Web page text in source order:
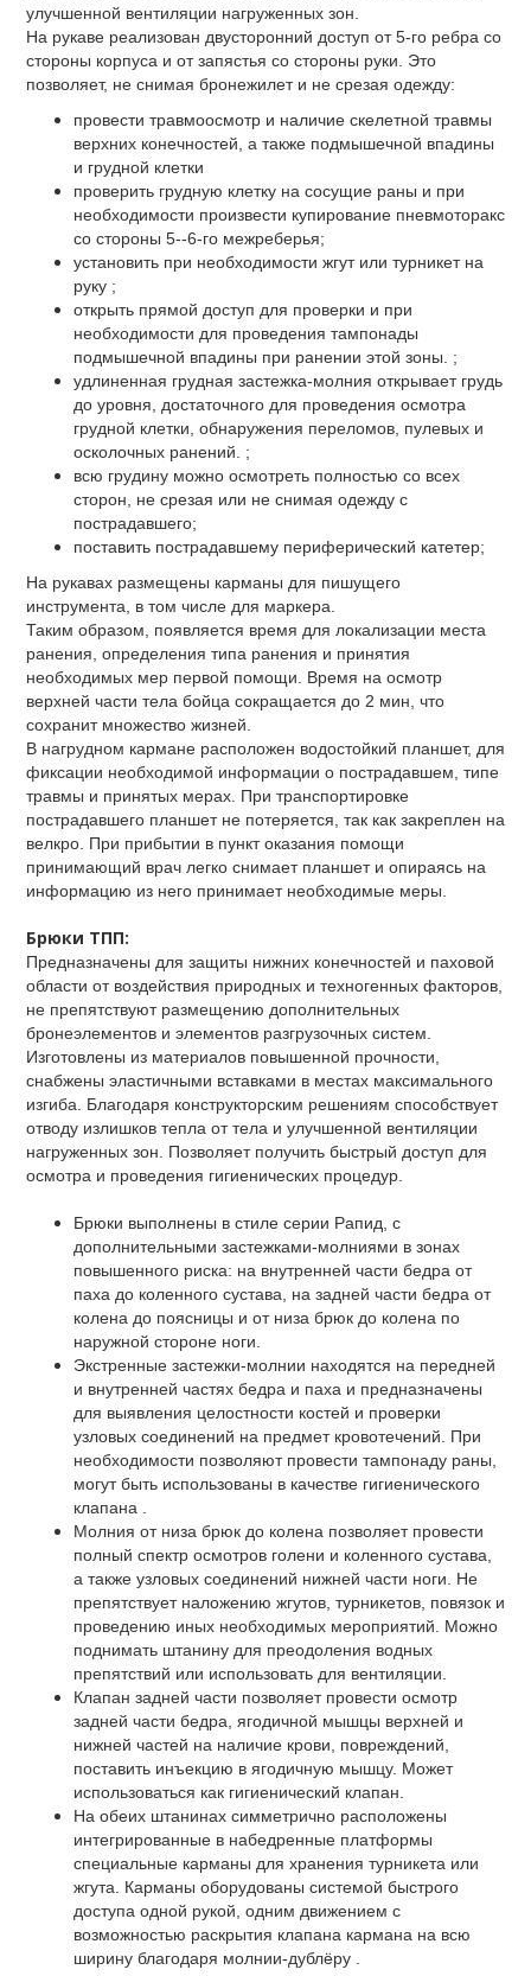
улучшенной вентиляции нагруженных зон.
На рукаве реализован двусторонний доступ от 5-го ребра со
стороны корпуса и от запястья со стороны руки. Это
позволяет, не снимая бронежилет и не срезая одежду:
провести травмоосмотр и наличие скелетной травмы
верхних конечностей, а также подмышечной впадины
и грудной клетки
проверить грудную клетку на сосущие раны и при
необходимости произвести купирование пневмоторакс
со стороны 5--6-го межреберья;
установить при необходимости жгут или турникет на
руку ;
открыть прямой доступ для проверки и при
необходимости для проведения тампонады
подмышечной впадины при ранении этой зоны. ;
удлиненная грудная застежка-молния открывает грудь
до уровня, достаточного для проведения осмотра
грудной клетки, обнаружения переломов, пулевых и
осколочных ранений. ;
всю грудину можно осмотреть полностью со всех
сторон, не срезая или не снимая одежду с
пострадавшего;
поставить пострадавшему периферический катетер;
На рукавах размещены карманы для пишущего
инструмента, в том числе для маркера.
Таким образом, появляется время для локализации места
ранения, определения типа ранения и принятия
необходимых мер первой помощи. Время на осмотр
верхней части тела бойца сокращается до 2 мин, что
сохранит множество жизней.
В нагрудном кармане расположен водостойкий планшет, для
фиксации необходимой информации о пострадавшем, типе
травмы и принятых мерах. При транспортировке
пострадавшего планшет не потеряется, так как закреплен на
велкро. При прибытии в пункт оказания помощи
принимающий врач легко снимает планшет и опираясь на
информацию из него принимает необходимые меры.
Брюки ТПП:
Предназначены для защиты нижних конечностей и паховой
области от воздействия природных и техногенных факторов,
не препятствуют размещению дополнительных
бронеэлементов и элементов разгрузочных систем.
Изготовлены из материалов повышенной прочности,
снабжены эластичными вставками в местах максимального
изгиба. Благодаря конструкторским решениям способствует
отводу излишков тепла от тела и улучшенной вентиляции
нагруженных зон. Позволяет получить быстрый доступ для
осмотра и проведения гигиенических процедур.
Брюки выполнены в стиле серии Рапид, с
дополнительными застежками-молниями в зонах
повышенного риска: на внутренней части бедра от
паха до коленного сустава, на задней части бедра от
колена до поясницы и от низа брюк до колена по
наружной стороне ноги.
Экстренные застежки-молнии находятся на передней
и внутренней частях бедра и паха и предназначены
для выявления целостности костей и проверки
узловых соединений на предмет кровотечений. При
необходимости позволяют провести тампонаду раны,
могут быть использованы в качестве гигиенического
клапана .
Молния от низа брюк до колена позволяет провести
полный спектр осмотров голени и коленного сустава,
а также узловых соединений нижней части ноги. Не
препятствует наложению жгутов, турникетов, повязок и
проведению иных необходимых мероприятий. Можно
поднимать штанину для преодоления водных
препятствий или использовать для вентиляции.
Клапан задней части позволяет провести осмотр
задней части бедра, ягодичной мышцы верхней и
нижней частей на наличие крови, повреждений,
поставить инъекцию в ягодичную мышцу. Может
использоваться как гигиенический клапан.
На обеих штанинах симметрично расположены
интегрированные в набедренные платформы
специальные карманы для хранения турникета или
жгута. Карманы оборудованы системой быстрого
доступа одной рукой, одним движением с
возможностью раскрытия клапана кармана на всю
ширину благодаря молнии-дублёру .